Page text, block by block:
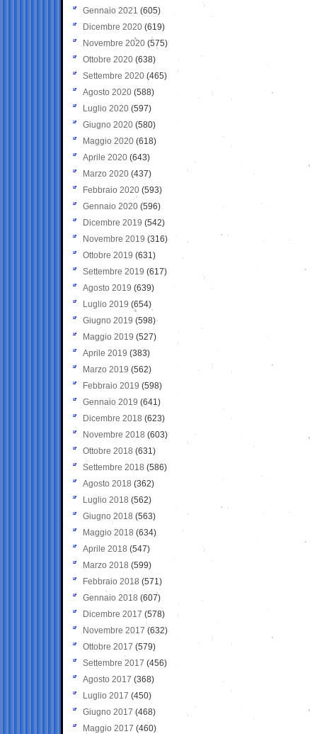
Gennaio 2021 (605)
Dicembre 2020 (619)
Novembre 2020 (575)
Ottobre 2020 (638)
Settembre 2020(465)
Agosto 2020 (588)
Luglio 2020 (597)
Giugno 2020 (580)
Maggio 2020 (618)
Aprile 2020 (643)
Marzo 2020 (437)
Febbraio 2020 (593)
Gennaio 2020 (596)
Dicembre 2019 (542)
Novembre 2019 (316)
Ottobre 2019 (631)
Settembre 2019 (617)
Agosto 2019 (639)
Luglio 2019 (654)
Giugno 2019 (598)
Maggio 2019 (527)
Aprile 2019 (383)
Marzo 2019 (562)
Febbraio 2019 (598)
Gennaio 2019 (641)
Dicembre 2018 (623)
Novembre 2018 (603)
Ottobre 2018 (631)
Settembre 2018 (586)
Agosto 2018 (362)
Luglio 2018 (562)
Giugno 2018 (563)
Maggio 2018 (634)
Aprile 2018 (547)
Marzo 2018 (599)
Febbraio 2018 (571)
Gennaio 2018 (607)
Dicembre 2017 (578)
Novembre 2017 (632)
Ottobre 2017 (579)
Settembre 2017 (456)
Agosto 2017 (368)
Luglio 2017 (450)
Giugno 2017 (468)
Maggio 2017 (460)